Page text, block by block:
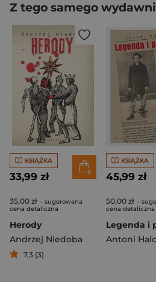
Z tego samego
KSIĄŻKA
33,99 zł
35,00 zł - sugerowana
cena detaliczna
Herody
Andrzej Niedoba
7,3 (3)
KSIĄŻKA
45,99 zł
50,00 zł -
cena detaliczna
Antoni